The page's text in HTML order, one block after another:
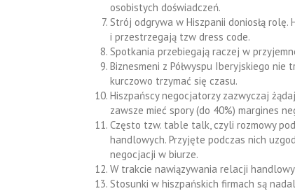
osobistych doświadczeń.
Strój odgrywa w Hiszpanii doniosłą
i przestrzegają tzw dress code.
Spotkania przebiegają raczej w
Biznesmeni z Półwyspu Iberyjskiego nie
kurczowo trzymać się czasu.
Hiszpańscy negocjatorzy zazwyczaj
zawsze mieć spory (do 40%) margines
Często tzw. table talk, czyli rozmowy
handlowych. Przyjęte podczas nich
negocjacji w biurze.
W trakcie nawiązywania relacji
Stosunki w hiszpańskich firmach są